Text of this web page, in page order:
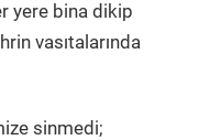
yere bina dikip
vasıtalarında
sinmedi;